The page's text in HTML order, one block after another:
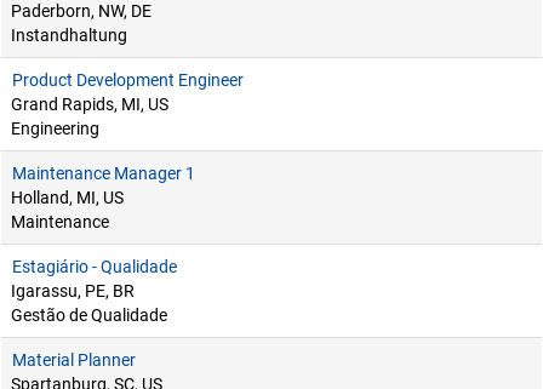
Paderborn, NW, DE
Instandhaltung
Product Development Engineer
Grand Rapids, MI, US
Engineering
Maintenance Manager 1
Holland, MI, US
Maintenance
Estagiário - Qualidade
Igarassu, PE, BR
Gestão de Qualidade
Material Planner
Spartanburg, SC, US